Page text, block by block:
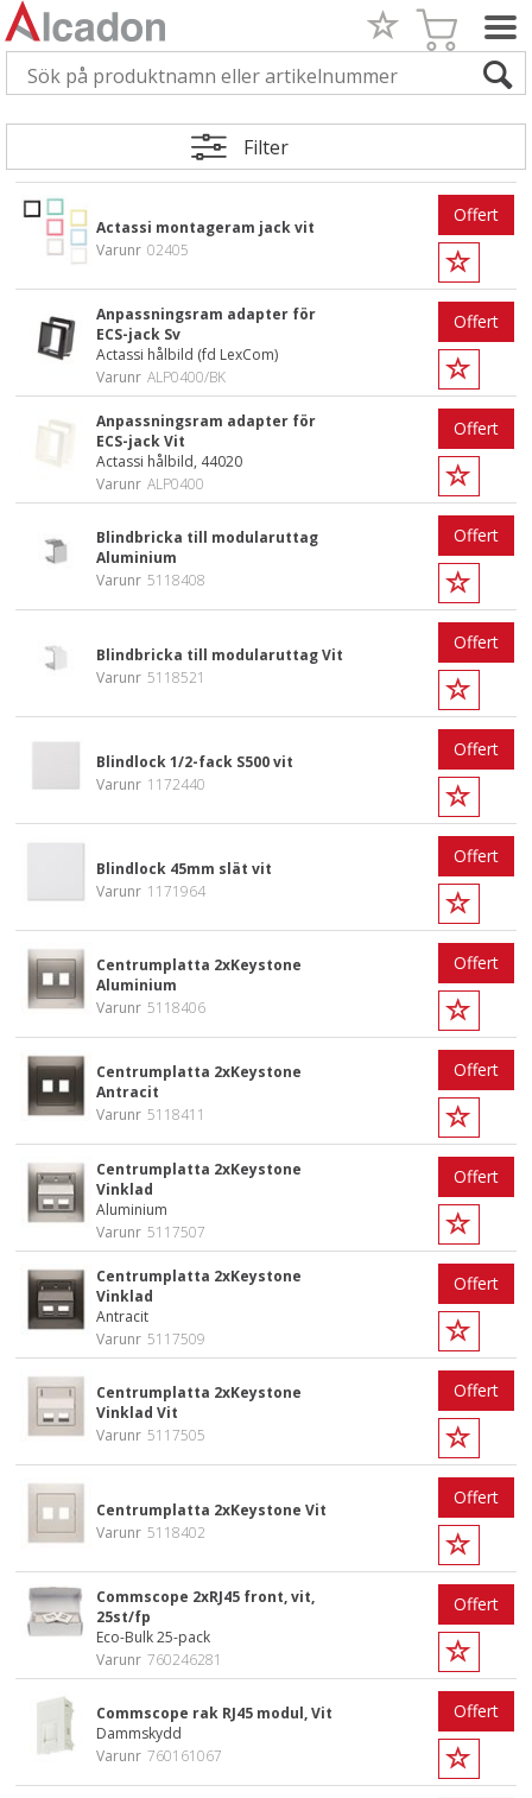
Filter
Actassi montageram jack vit
Varunr 02405
Offert
Anpassningsram adapter för
ECS-jack Sv
Actassi hålbild (fd LexCom)
Varunr ALP0400/BK
Offert
Anpassningsram adapter för
ECS-jack Vit
Actassi hålbild, 44020
Varunr ALP0400
Offert
Blindbricka till modularuttag
Aluminium
Varunr 5118408
Offert
Blindbricka till modularuttag Vit
Varunr 5118521
Offert
Blindlock 1/2-fack S500 vit
Varunr 1172440
Offert
Blindlock 45mm slät vit
Varunr 1171964
Offert
Centrumplatta 2xKeystone
Aluminium
Varunr 5118406
Offert
Centrumplatta 2xKeystone
Antracit
Varunr 5118411
Offert
Centrumplatta 2xKeystone
Vinklad
Aluminium
Varunr 5117507
Offert
Centrumplatta 2xKeystone
Vinklad
Antracit
Varunr 5117509
Offert
Centrumplatta 2xKeystone
Vinklad Vit
Varunr 5117505
Offert
Centrumplatta 2xKeystone Vit
Varunr 5118402
Offert
Commscope 2xRJ45 front, vit,
25st/fp
Eco-Bulk 25-pack
Varunr 760246281
Offert
Commscope rak RJ45 modul, Vit
Dammskydd
Varunr 760161067
Offert